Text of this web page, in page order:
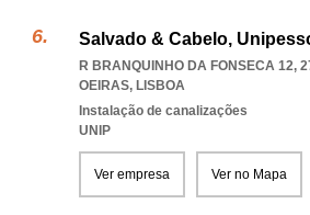
Salvado & Cabelo,
R BRANQUINHO DA FONSECA 12,
OEIRAS, LISBOA
Instalação de canalizações
UNIP
Ver empresa Ver no Mapa